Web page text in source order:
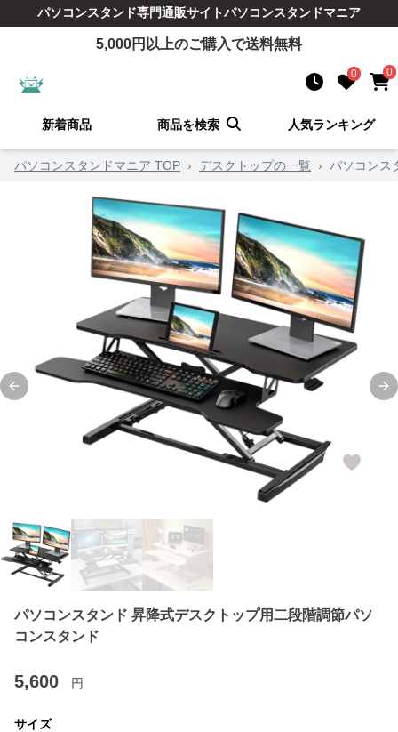
パソコンスタンド専門通販サイトパソコンスタンドマニア
5,000円以上のご購入で送料無料
0 0
新着商品 商品を検索 人気ランキング
パソコンスタンドマニア TOP › デスクトップの一覧 › パソコンス
Previous slide
パソコンスタンド 昇降式デスクトップ用二段階調節パソ
コンスタンド
5,600 円
サイズ